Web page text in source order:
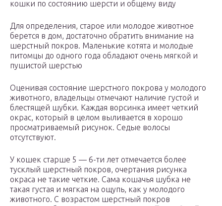
кошки по состоянию шерсти и общему виду
Для определения, старое или молодое животное
берется в дом, достаточно обратить внимание на
шерстный покров. Маленькие котята и молодые
питомцы до одного года обладают очень мягкой и
пушистой шерстью
Оценивая состояние шерстного покрова у молодого
животного, владельцы отмечают наличие густой и
блестящей шубки. Каждая ворсинка имеет четкий
окрас, который в целом выливается в хорошо
просматриваемый рисунок. Седые волосы
отсутствуют.
У кошек старше 5 — 6-ти лет отмечается более
тусклый шерстный покров, очертания рисунка
окраса не такие четкие. Сама кошачья шубка не
такая густая и мягкая на ощупь, как у молодого
животного. С возрастом шерстный покров